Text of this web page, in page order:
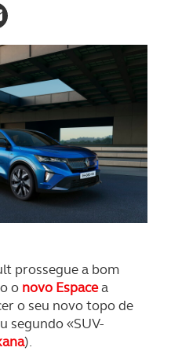
prossegue a bom
o novo Espacea
o seu novo topo de
segundo «SUV-
).